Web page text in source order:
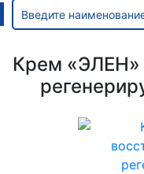
Крем «ЭЛЕН»